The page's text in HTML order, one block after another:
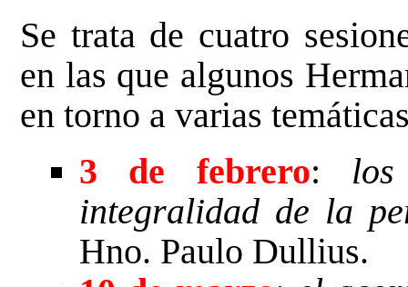
Se trata de cuatro
en las que algunos
en torno a varias
3 de febrero:
integralidad de la
Hno. Paulo Dullius.